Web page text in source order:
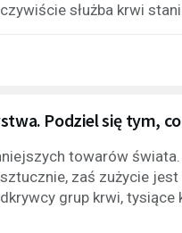
służba krwi
Podziel się tym,
towarów
zaś zużycie
grup krwi,